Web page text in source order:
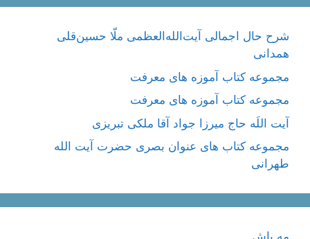
شرح حال اجمالی آیت‌الله‌العظمی ملّا حسین‌قلی
همدانی
مجموعه کتاب آموزه های معرفت
مجموعه کتاب آموزه های معرفت
آیت اللَه حاج میرزا جواد آقا ملکی تبریزی
مجموعه کتاب های عنوان بصری حضرت آیت الله
طهرانی
مه پاش